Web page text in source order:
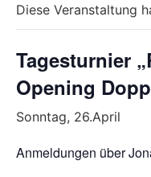
Diese Veranstaltung
Tagesturnier
Opening
Sonntag, 26.April
Anmeldungen über